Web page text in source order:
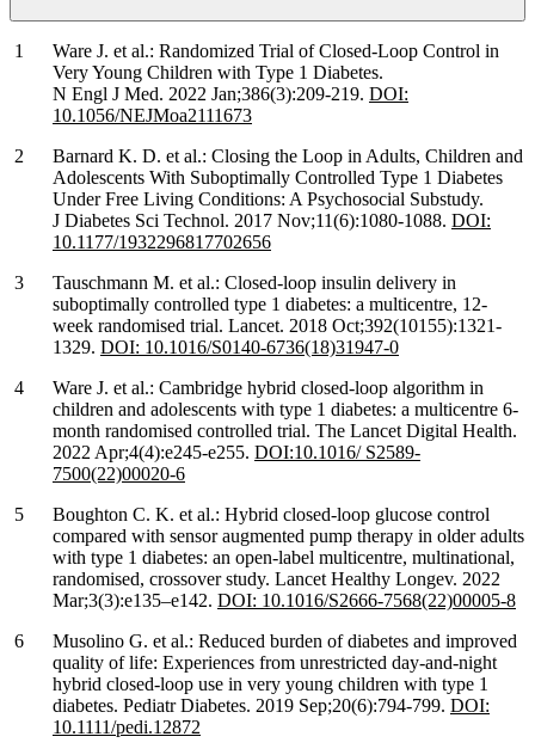
Ware J. et al.: Randomized Trial of Closed-Loop Control in
Very Young Children with Type 1 Diabetes.
N Engl J Med. 2022 Jan;386(3):209-219. DOI:
10.1056/NEJMoa2111673
Barnard K. D. et al.: Closing the Loop in Adults, Children and
Adolescents With Suboptimally Controlled Type 1 Diabetes
Under Free Living Conditions: A Psychosocial Substudy.
J Diabetes Sci Technol. 2017 Nov;11(6):1080-1088. DOI:
10.1177/1932296817702656
Tauschmann M. et al.: Closed-loop insulin delivery in
suboptimally controlled type 1 diabetes: a multicentre, 12-
week randomised trial. Lancet. 2018 Oct;392(10155):1321-
1329. DOI: 10.1016/S0140-6736(18)31947-0
Ware J. et al.: Cambridge hybrid closed-loop algorithm in
children and adolescents with type 1 diabetes: a multicentre 6-
month randomised controlled trial. The Lancet Digital Health.
2022 Apr;4(4):e245-e255. DOI:10.1016/ S2589-
7500(22)00020-6
Boughton C. K. et al.: Hybrid closed-loop glucose control
compared with sensor augmented pump therapy in older adults
with type 1 diabetes: an open-label multicentre, multinational,
randomised, crossover study. Lancet Healthy Longev. 2022
Mar;3(3):e135–e142. DOI: 10.1016/S2666-7568(22)00005-8
Musolino G. et al.: Reduced burden of diabetes and improved
quality of life: Experiences from unrestricted day-and-night
hybrid closed-loop use in very young children with type 1
diabetes. Pediatr Diabetes. 2019 Sep;20(6):794-799. DOI:
10.1111/pedi.12872